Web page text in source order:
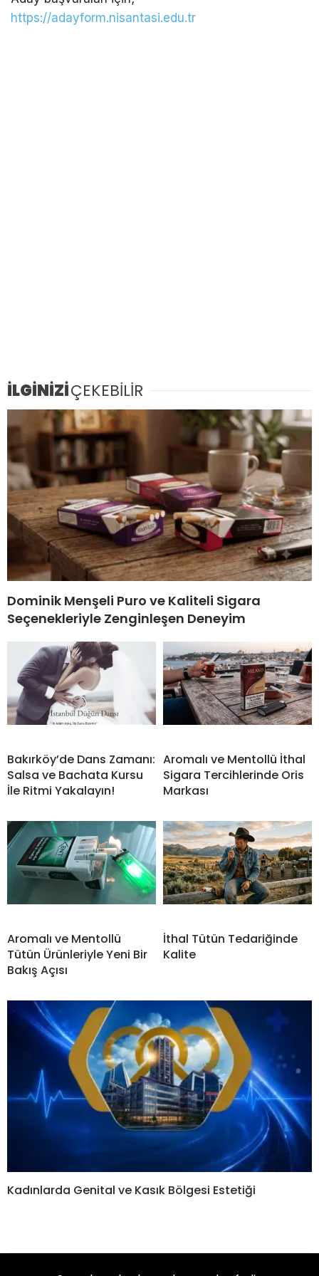
https://adayform.nisantasi.edu.tr
İLGİNİZİÇEKEBİLİR
Dominik Menşeli Puro ve Kaliteli Sigara
Seçenekleriyle Zenginleşen Deneyim
Bakırköy’de Dans Zamanı:
Salsa ve Bachata Kursu
İle Ritmi Yakalayın!
Aromalı ve Mentollü İthal
Sigara Tercihlerinde Oris
Markası
Aromalı ve Mentollü
Tütün Ürünleriyle Yeni Bir
Bakış Açısı
İthal Tütün Tedariğinde
Kalite
Kadınlarda Genital ve Kasık Bölgesi Estetiği